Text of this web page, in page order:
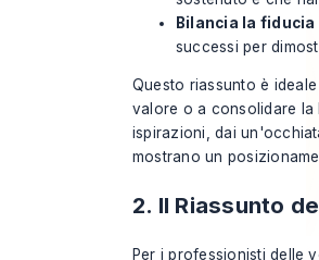
Bilancia la
successi per
Questo riassunto è
valore o a consolidare la
ispirazioni, dai
mostrano un
2. Il Riassunto
Per i professionisti delle